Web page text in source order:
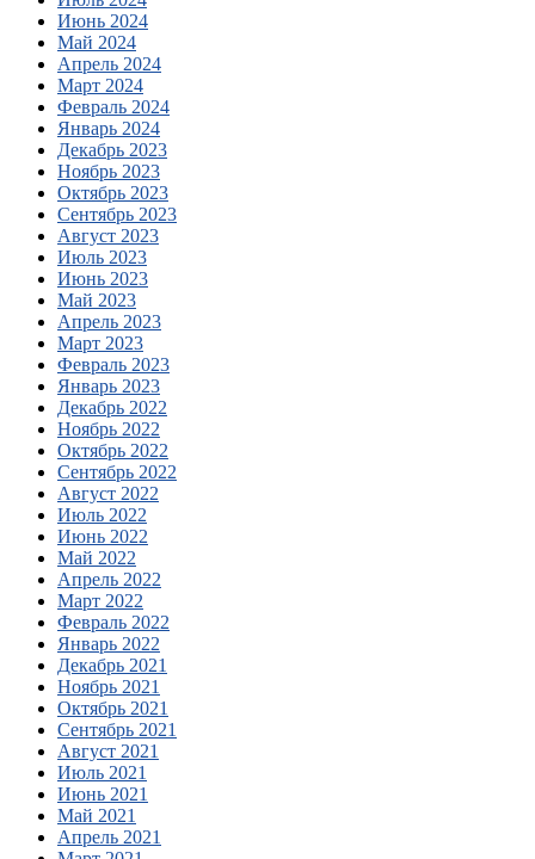
Июнь 2024
Май 2024
Апрель 2024
Март 2024
Февраль 2024
Январь 2024
Декабрь 2023
Ноябрь 2023
Октябрь 2023
Сентябрь 2023
Август 2023
Июль 2023
Июнь 2023
Май 2023
Апрель 2023
Март 2023
Февраль 2023
Январь 2023
Декабрь 2022
Ноябрь 2022
Октябрь 2022
Сентябрь 2022
Август 2022
Июль 2022
Июнь 2022
Май 2022
Апрель 2022
Март 2022
Февраль 2022
Январь 2022
Декабрь 2021
Ноябрь 2021
Октябрь 2021
Сентябрь 2021
Август 2021
Июль 2021
Июнь 2021
Май 2021
Апрель 2021